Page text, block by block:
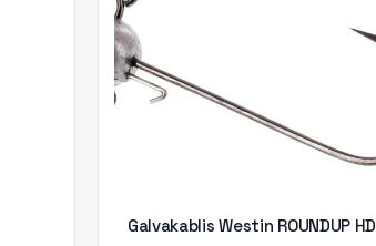
Galvakablis Westin ROUNDUP HD